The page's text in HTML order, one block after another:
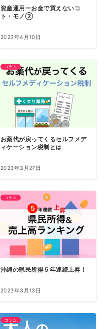
資産運用ーお金で買えないコ
ト・モノ②
2023年4月10日
コラム
お薬代が戻ってくるセルフメデ
ィケーション税制とは
2023年3月27日
コラム
沖縄の県民所得５年連続上昇！
2023年3月13日
コラム